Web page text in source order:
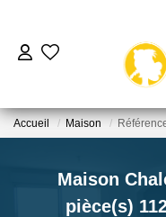
BIENS
Accueil Maison
Maison
pièce(s)